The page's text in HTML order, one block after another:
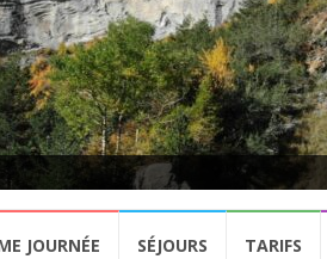
JOURNÉE SÉJOURS TARIFS